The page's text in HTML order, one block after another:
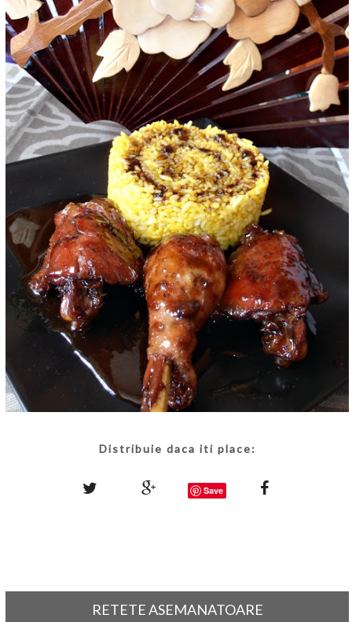
Distribuie daca iti place:
Save
RETETE ASEMANATOARE